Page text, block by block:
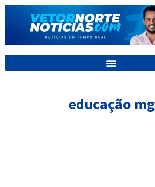
para
conteúdo
educação mg